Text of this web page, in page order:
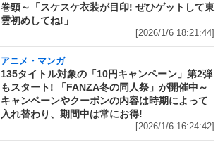
巻頭～「スケスケ衣装が目印! ぜひゲットして東
雲初めしてね!」
[2026/1/6 18:21:44]
アニメ・マンガ
135タイトル対象の「10円キャンペーン」第2弾
もスタート! 「FANZA冬の同人祭」が開催中～
キャンペーンやクーポンの内容は時期によって
入れ替わり、期間中は常にお得!
[2026/1/6 16:24:42]